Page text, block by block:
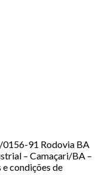
0156-91 Rodovia BA
– Camaçari/BA –
condições de